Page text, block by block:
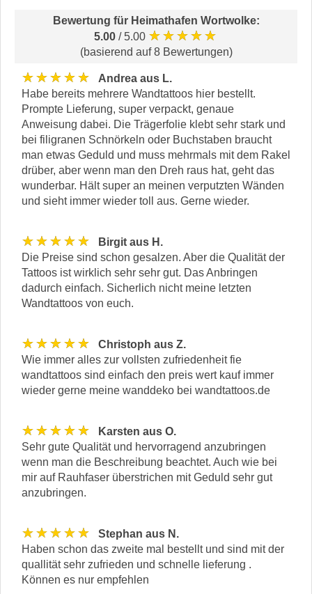
Bewertung für Heimathafen Wortwolke:
5.00 / 5.00 ★★★★★
(basierend auf 8 Bewertungen)
★★★★★
Andrea aus L.
Habe bereits mehrere Wandtattoos hier bestellt.
Prompte Lieferung, super verpackt, genaue
Anweisung dabei. Die Trägerfolie klebt sehr stark und
bei filigranen Schnörkeln oder Buchstaben braucht
man etwas Geduld und muss mehrmals mit dem Rakel
drüber, aber wenn man den Dreh raus hat, geht das
wunderbar. Hält super an meinen verputzten Wänden
und sieht immer wieder toll aus. Gerne wieder.
★★★★★
Birgit aus H.
Die Preise sind schon gesalzen. Aber die Qualität der
Tattoos ist wirklich sehr sehr gut. Das Anbringen
dadurch einfach. Sicherlich nicht meine letzten
Wandtattoos von euch.
★★★★★
Christoph aus Z.
Wie immer alles zur vollsten zufriedenheit fie
wandtattoos sind einfach den preis wert kauf immer
wieder gerne meine wanddeko bei wandtattoos.de
★★★★★
Karsten aus O.
Sehr gute Qualität und hervorragend anzubringen
wenn man die Beschreibung beachtet. Auch wie bei
mir auf Rauhfaser überstrichen mit Geduld sehr gut
anzubringen.
★★★★★
Stephan aus N.
Haben schon das zweite mal bestellt und sind mit der
quallität sehr zufrieden und schnelle lieferung .
Können es nur empfehlen